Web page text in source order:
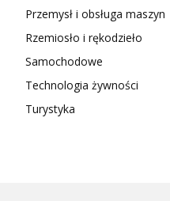
Przemysł i obsługa maszyn
Rzemiosło i rękodzieło
Samochodowe
Technologia żywności
Turystyka